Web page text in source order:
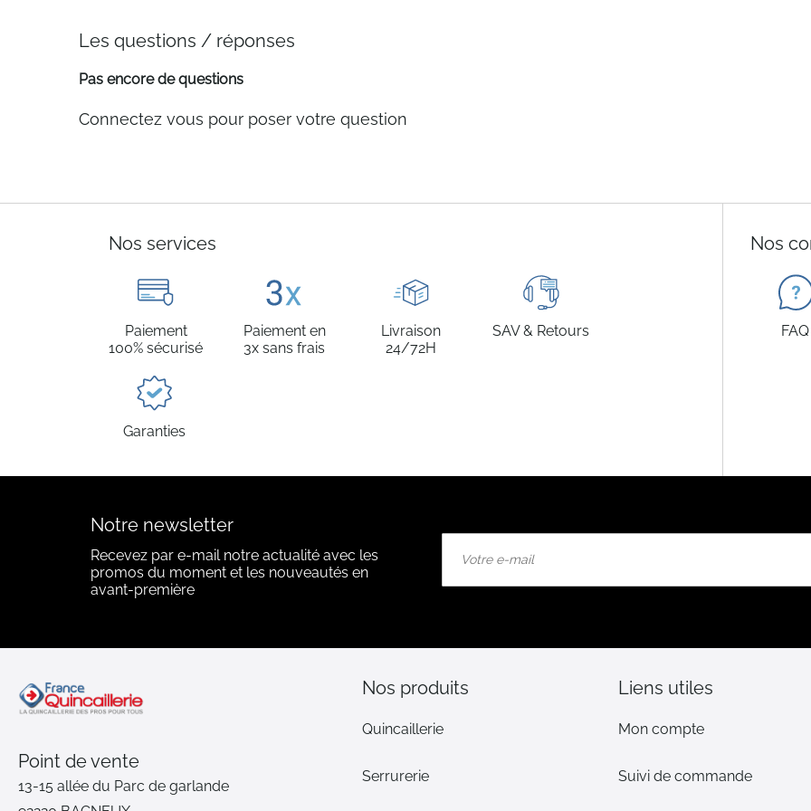
Les questions / réponses
Pas encore de questions
Connectez vous pour poser votre question
Nos services
Paiement
100% sécurisé
Paiement en
3x sans frais
Livraison
24/72H
SAV & Retours
Garanties
Nos
FAQ
Notre newsletter
Recevez par e-mail notre actualité avec les
promos du moment et les nouveautés en
avant-première
notre
:
Point de vente
13-15 allée du Parc de garlande
Nos produits
Quincaillerie
Serrurerie
Liens utiles
Mon compte
Suivi de commande